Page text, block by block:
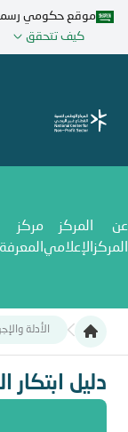
تجاوز
المحتوى
موقع حكومي رسمي
كيف تتحقق
عن
المركز
المركز
الإعلامي
مركز
المعرفة
الأدلة
دليل ابتكار
دليل